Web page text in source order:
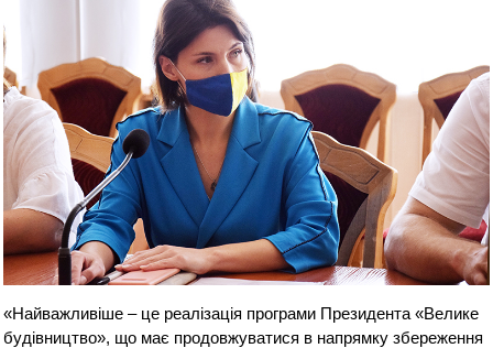
«Найважливіше – це реалізація програми Президента «Велике
будівництво», що має продовжуватися в напрямку збереження